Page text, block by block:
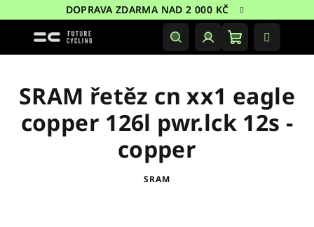
na
DOPRAVA ZDARMA NAD 2 000 KČ
HledatPřihlášeníNákupní
SRAM řetěz cn xx1 eagle
copper 126l pwr.lck 12s -
copper
SRAM